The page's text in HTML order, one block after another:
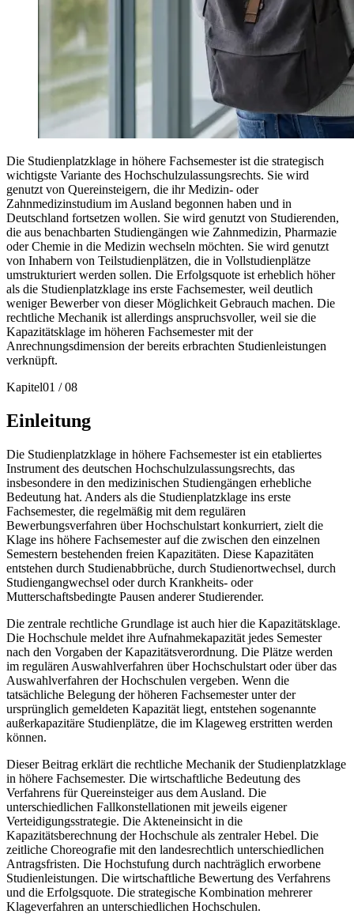
Die Studienplatzklage in höhere Fachsemester ist die strategisch
wichtigste Variante des Hochschulzulassungsrechts. Sie wird
genutzt von Quereinsteigern, die ihr Medizin- oder
Zahnmedizinstudium im Ausland begonnen haben und in
Deutschland fortsetzen wollen. Sie wird genutzt von Studierenden,
die aus benachbarten Studiengängen wie Zahnmedizin, Pharmazie
oder Chemie in die Medizin wechseln möchten. Sie wird genutzt
von Inhabern von Teilstudienplätzen, die in Vollstudienplätze
umstrukturiert werden sollen. Die Erfolgsquote ist erheblich höher
als die Studienplatzklage ins erste Fachsemester, weil deutlich
weniger Bewerber von dieser Möglichkeit Gebrauch machen. Die
rechtliche Mechanik ist allerdings anspruchsvoller, weil sie die
Kapazitätsklage im höheren Fachsemester mit der
Anrechnungsdimension der bereits erbrachten Studienleistungen
verknüpft.
Kapitel01 /08
Einleitung
Die Studienplatzklage in höhere Fachsemester ist ein etabliertes
Instrument des deutschen Hochschulzulassungsrechts, das
insbesondere in den medizinischen Studiengängen erhebliche
Bedeutung hat. Anders als die Studienplatzklage ins erste
Fachsemester, die regelmäßig mit dem regulären
Bewerbungsverfahren über Hochschulstart konkurriert, zielt die
Klage ins höhere Fachsemester auf die zwischen den einzelnen
Semestern bestehenden freien Kapazitäten. Diese Kapazitäten
entstehen durch Studienabbrüche, durch Studienortwechsel, durch
Studiengangwechsel oder durch Krankheits- oder
Mutterschaftsbedingte Pausen anderer Studierender.
Die zentrale rechtliche Grundlage ist auch hier die Kapazitätsklage.
Die Hochschule meldet ihre Aufnahmekapazität jedes Semester
nach den Vorgaben der Kapazitätsverordnung. Die Plätze werden
im regulären Auswahlverfahren über Hochschulstart oder über das
Auswahlverfahren der Hochschulen vergeben. Wenn die
tatsächliche Belegung der höheren Fachsemester unter der
ursprünglich gemeldeten Kapazität liegt, entstehen sogenannte
außerkapazitäre Studienplätze, die im Klageweg erstritten werden
können.
Dieser Beitrag erklärt die rechtliche Mechanik der Studienplatzklage
in höhere Fachsemester. Die wirtschaftliche Bedeutung des
Verfahrens für Quereinsteiger aus dem Ausland. Die
unterschiedlichen Fallkonstellationen mit jeweils eigener
Verteidigungsstrategie. Die Akteneinsicht in die
Kapazitätsberechnung der Hochschule als zentraler Hebel. Die
zeitliche Choreografie mit den landesrechtlich unterschiedlichen
Antragsfristen. Die Hochstufung durch nachträglich erworbene
Studienleistungen. Die wirtschaftliche Bewertung des Verfahrens
und die Erfolgsquote. Die strategische Kombination mehrerer
Klageverfahren an unterschiedlichen Hochschulen.